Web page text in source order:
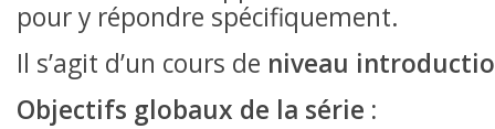
pour y répondre spécifiquement.
Il s’agit d’un cours de niveau
Objectifs globaux de la série :